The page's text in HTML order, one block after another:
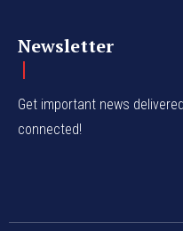
Newsletter
Get important news
connected!